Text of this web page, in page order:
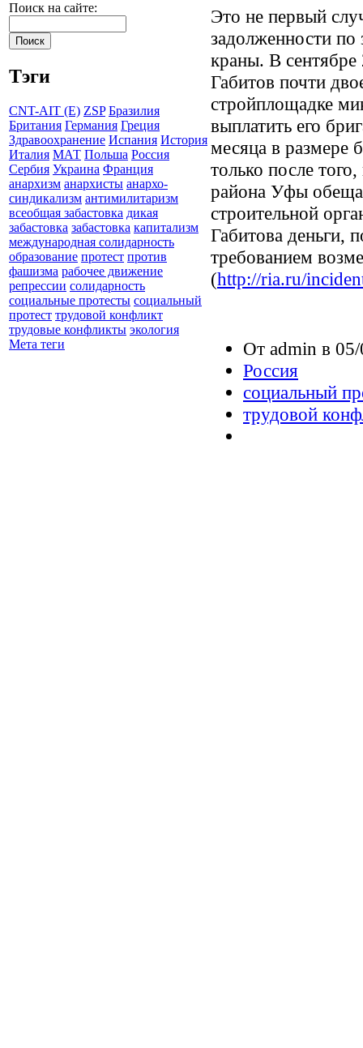
Поиск на сайте:
Тэги
CNT-AIT (E) ZSP Бразилия
Британия Германия Греция
Здравоохранение Испания История
Италия МАТ Польша Россия
Сербия Украина Франция
анархизм анархисты анархо-
синдикализм антимилитаризм
всеобщая забастовка дикая
забастовка забастовка капитализм
международная солидарность
образование протест против
фашизма рабочее движение
репрессии солидарность
социальные протесты социальный
протест трудовой конфликт
трудовые конфликты экология
Мета теги
Это не первый
задолженности по
краны. В сентябре
Габитов почти
стройплощадке
выплатить его
месяца в размере
только после
района Уфы
строительной
Габитова деньги,
требованием
(http://ria.ru/
От admin в
Россия
социальный
трудовой